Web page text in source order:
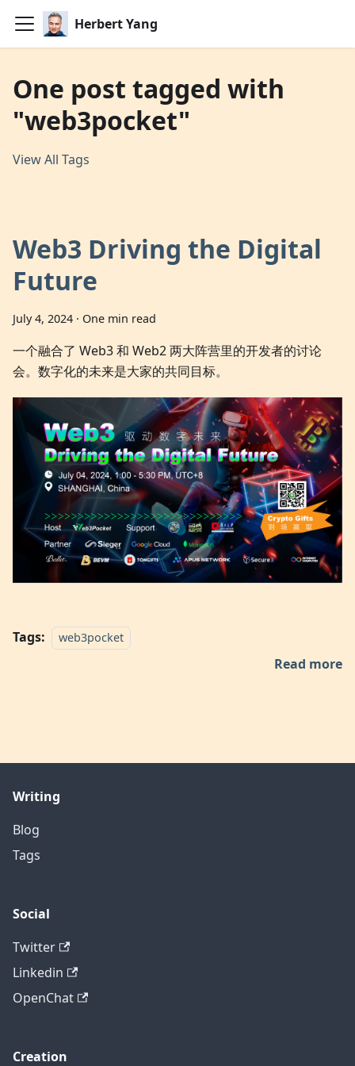
Herbert Yang
One post tagged with
"web3pocket"
View All Tags
Web3 Driving the Digital
Future
July 4, 2024 · One min read
一个融合了 Web3 和 Web2 两大阵营里的开发者的讨论
会。数字化的未来是大家的共同目标。
Tags: web3pocket
Read more
Writing
Blog
Tags
Social
Twitter
Linkedin
OpenChat
Creation